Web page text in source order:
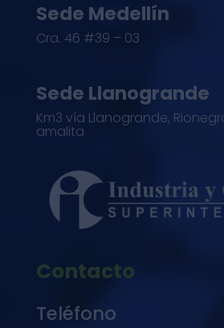
Sede Medellín
Cra. 46 #39 – 03
Sede Llanogrande
Km3 vía Llanogrande,
amalita
Contacto
Teléfono